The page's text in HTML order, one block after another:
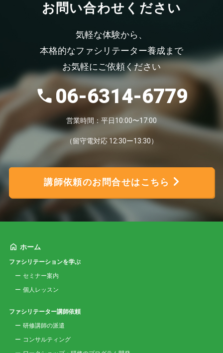
お問い合わせください
気軽な体験から、
本格的なファシリテーター養成まで
お気軽にご依頼ください
06-6314-6779
営業時間：平日10:00〜17:00
（留守電対応 12:30ー13:30）
講師依頼のお問合せはこちら
ホーム
ファシリテーションを学ぶ
セミナー案内
個人レッスン
ファシリテーター講師依頼
研修講師の派遣
コンサルティング